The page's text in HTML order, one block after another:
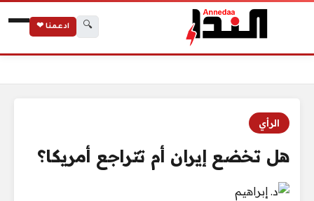
🔍 ادعمنا ❤
الرأي
هل تخضع إيران أم تتراجع أمريكا؟